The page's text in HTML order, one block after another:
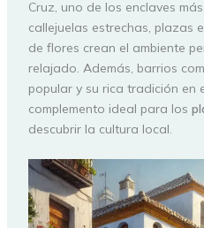
Cruz, uno de los enclaves
callejuelas estrechas, plazas
de flores crean el ambiente
relajado. Además, barrios
popular y su rica tradición en
complemento ideal para los
descubrir la cultura local.